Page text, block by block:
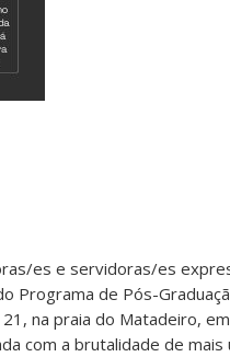
es e servidoras/es
Programa de Pós-
na praia do Matadeiro,
com a brutalidade de mais